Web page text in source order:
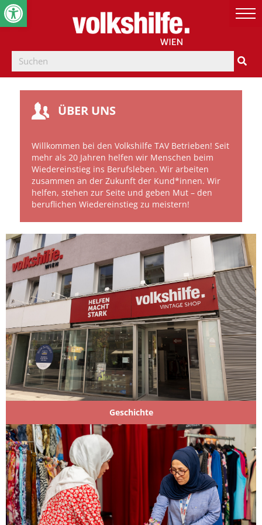
ÜBER UNS
Willkommen bei den Volkshilfe TAV Betrieben! Seit
mehr als 20 Jahren helfen wir Menschen beim
Wiedereinstieg ins Berufsleben. Wir arbeiten
zusammen an der Zukunft der Kund*innen. Wir
helfen, stehen zur Seite und geben Mut – den
beruflichen Wiedereinstieg zu meistern!
Geschichte